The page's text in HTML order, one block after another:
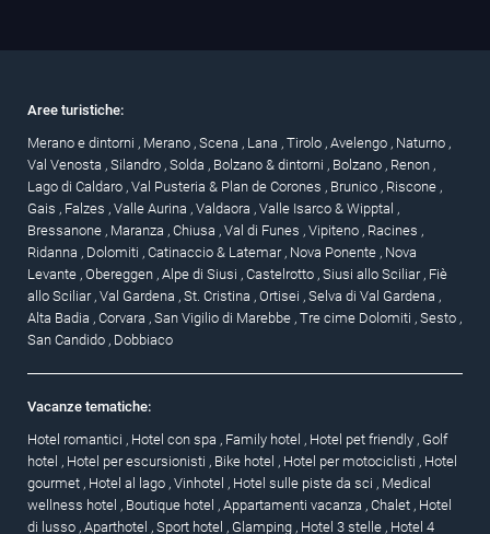
Aree turistiche:
Merano e dintorni , Merano , Scena , Lana , Tirolo , Avelengo , Naturno ,
Val Venosta , Silandro , Solda , Bolzano & dintorni , Bolzano , Renon ,
Lago di Caldaro , Val Pusteria & Plan de Corones , Brunico , Riscone ,
Gais , Falzes , Valle Aurina , Valdaora , Valle Isarco & Wipptal ,
Bressanone , Maranza , Chiusa , Val di Funes , Vipiteno , Racines ,
Ridanna , Dolomiti , Catinaccio & Latemar , Nova Ponente , Nova
Levante , Obereggen , Alpe di Siusi , Castelrotto , Siusi allo Sciliar , Fiè
allo Sciliar , Val Gardena , St. Cristina , Ortisei , Selva di Val Gardena ,
Alta Badia , Corvara , San Vigilio di Marebbe , Tre cime Dolomiti , Sesto ,
San Candido , Dobbiaco
Vacanze tematiche:
Hotel romantici , Hotel con spa , Family hotel , Hotel pet friendly , Golf
hotel , Hotel per escursionisti , Bike hotel , Hotel per motociclisti , Hotel
gourmet , Hotel al lago , Vinhotel , Hotel sulle piste da sci , Medical
wellness hotel , Boutique hotel , Appartamenti vacanza , Chalet , Hotel
di lusso , Aparthotel , Sport hotel , Glamping , Hotel 3 stelle , Hotel 4